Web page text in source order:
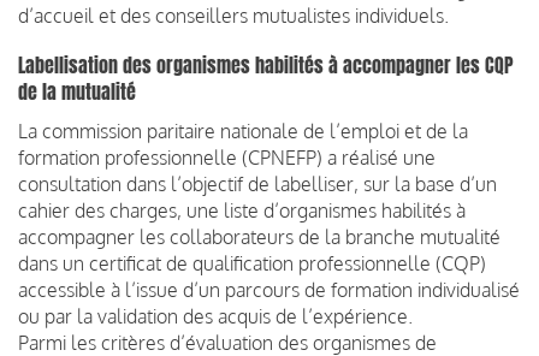
d’accueil et des conseillers mutualistes individuels.
Labellisation des organismes habilités à accompagner les CQP
de la mutualité
La commission paritaire nationale de l’emploi et de la
formation professionnelle (CPNEFP) a réalisé une
consultation dans l’objectif de labelliser, sur la base d’un
cahier des charges, une liste d’organismes habilités à
accompagner les collaborateurs de la branche mutualité
dans un certificat de qualification professionnelle (CQP)
accessible à l’issue d’un parcours de formation individualisé
ou par la validation des acquis de l’expérience.
Parmi les critères d’évaluation des organismes de